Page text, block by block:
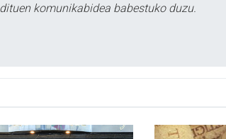
komunikabidea babestuko duzu.